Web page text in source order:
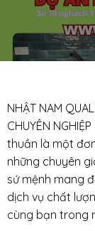
NHẬT NAM
CHUYÊN
thuần là một
những chuyên
sứ mệnh mang
dịch vụ chất
cùng bạn trong